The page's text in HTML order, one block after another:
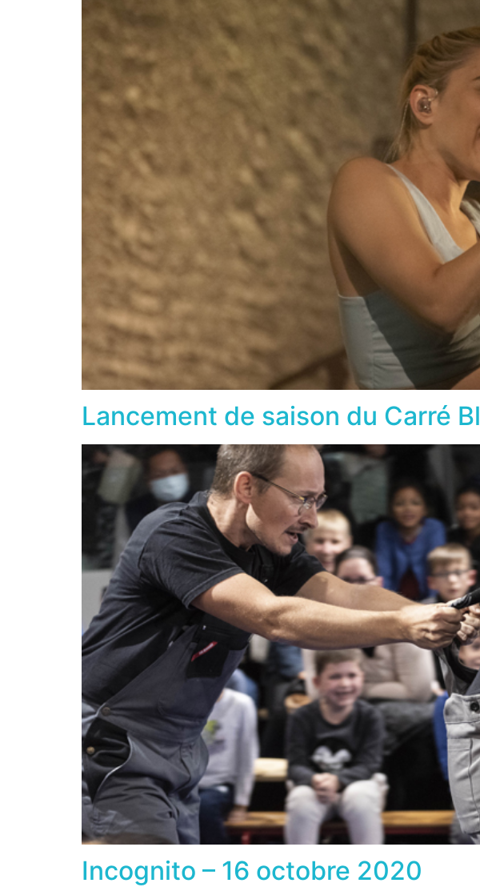
Lancement de saison du Carré
Incognito – 16 octobre 2020